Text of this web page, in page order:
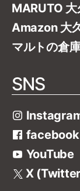
MARUTO
Amazon 大
マルトの倉
SNS
facebook
YouTube
X